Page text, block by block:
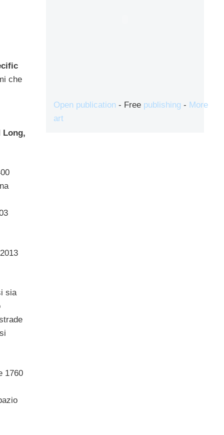
che
Long,
sia
1760
Open publication - Free publishing - More
art